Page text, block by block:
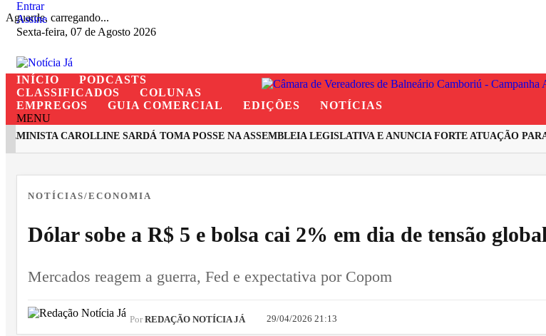
Aguarde, carregando...
Entrar
Assine
Sexta-feira, 07 de Agosto 2026
INÍCIO
PODCASTS
CLASSIFICADOS
COLUNAS
EMPREGOS
GUIA COMERCIAL EDIÇÕES
NOTÍCIAS
MENU
CAROLLINE SARDÁ TOMA POSSE NA ASSEMBLEIA LEGISLATIVA E ANUNCIA FORTE ATUAÇÃO PARA
NOTÍCIAS/ECONOMIA
Dólar sobe a R$ 5 e bolsa cai 2% em dia de tensão
Mercados reagem a guerra, Fed e expectativa por Copom
Por REDAÇÃO NOTÍCIA JÁ 29/04/2026 21:13